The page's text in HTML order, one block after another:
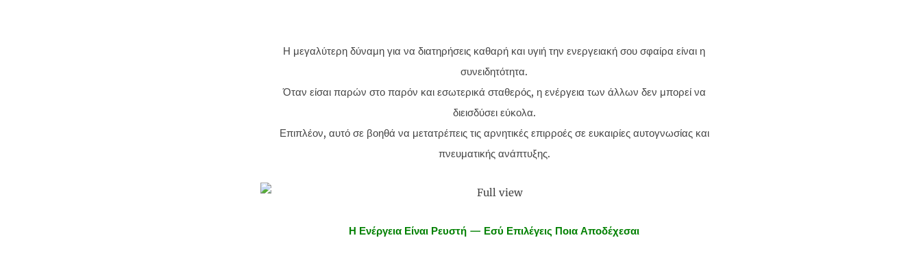
Η μεγαλύτερη δύναμη για να διατηρήσεις καθαρή και υγιή την ενεργειακή σου σφαίρα είναι η
συνειδητότητα.
Όταν είσαι παρών στο παρόν και εσωτερικά σταθερός, η ενέργεια των άλλων δεν μπορεί να
διεισδύσει εύκολα.
Επιπλέον, αυτό σε βοηθά να μετατρέπεις τις αρνητικές επιρροές σε ευκαιρίες αυτογνωσίας και
πνευματικής ανάπτυξης.
Η Ενέργεια Είναι Ρευστή — Εσύ Επιλέγεις Ποια Αποδέχεσαι